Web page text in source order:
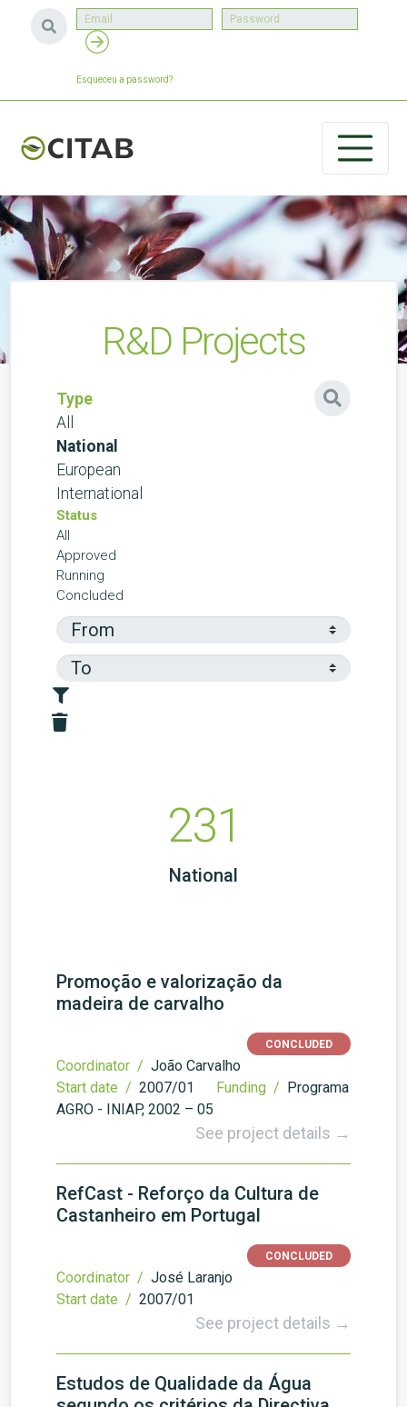
Esqueceu a password?
R&D Projects
Type
All
National
European
International
Status
All
Approved
Running
Concluded
231
National
Promoção e valorização da
madeira de carvalho
CONCLUDED
Coordinator / João Carvalho
Start date / 2007/01 Funding / Programa
AGRO - INIAP, 2002 – 05
See project details →
RefCast - Reforço da Cultura de
Castanheiro em Portugal
CONCLUDED
Coordinator / José Laranjo
Start date / 2007/01
See project details →
Estudos de Qualidade da Água